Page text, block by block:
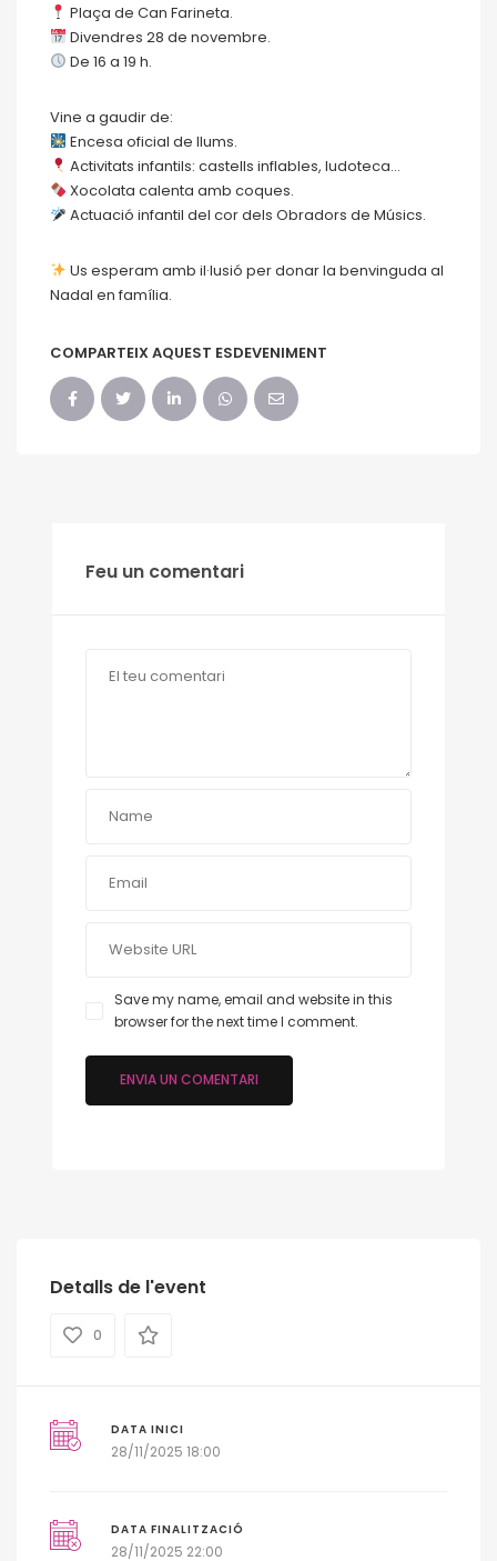
Plaça de Can Farineta.
Divendres 28 de novembre.
De 16 a 19 h.
Vine a gaudir de:
Encesa oficial de llums.
Activitats infantils: castells inflables, ludoteca…
Xocolata calenta amb coques.
Actuació infantil del cor dels Obradors de Músics.
Us esperam amb il·lusió per donar la benvinguda al
Nadal en família.
COMPARTEIX AQUEST ESDEVENIMENT
Feu un comentari
Save my name, email and website in this
browser for the next time I comment.
Detalls de l'event
0
DATA INICI
28/11/2025 18:00
DATA FINALITZACIÓ
28/11/2025 22:00